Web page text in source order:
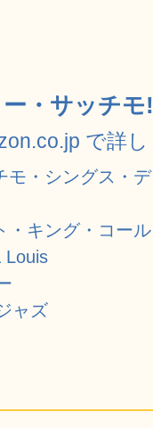
・サッチ
で詳
モ・シングス・
・キング・コー
Louis
ャズ